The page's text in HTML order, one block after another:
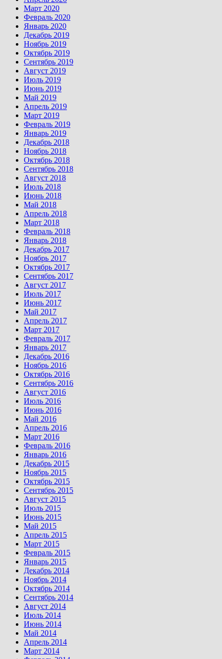
Март 2020
Февраль 2020
Январь 2020
Декабрь 2019
Ноябрь 2019
Октябрь 2019
Сентябрь 2019
Август 2019
Июль 2019
Июнь 2019
Май 2019
Апрель 2019
Март 2019
Февраль 2019
Январь 2019
Декабрь 2018
Ноябрь 2018
Октябрь 2018
Сентябрь 2018
Август 2018
Июль 2018
Июнь 2018
Май 2018
Апрель 2018
Март 2018
Февраль 2018
Январь 2018
Декабрь 2017
Ноябрь 2017
Октябрь 2017
Сентябрь 2017
Август 2017
Июль 2017
Июнь 2017
Май 2017
Апрель 2017
Март 2017
Февраль 2017
Январь 2017
Декабрь 2016
Ноябрь 2016
Октябрь 2016
Сентябрь 2016
Август 2016
Июль 2016
Июнь 2016
Май 2016
Апрель 2016
Март 2016
Февраль 2016
Январь 2016
Декабрь 2015
Ноябрь 2015
Октябрь 2015
Сентябрь 2015
Август 2015
Июль 2015
Июнь 2015
Май 2015
Апрель 2015
Март 2015
Февраль 2015
Январь 2015
Декабрь 2014
Ноябрь 2014
Октябрь 2014
Сентябрь 2014
Август 2014
Июль 2014
Июнь 2014
Май 2014
Апрель 2014
Март 2014